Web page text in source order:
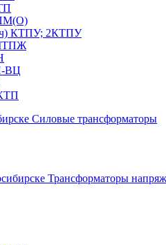
КТПУ; 2КТПУ
ВЦ
Силовые трансформаторы
Трансформаторы